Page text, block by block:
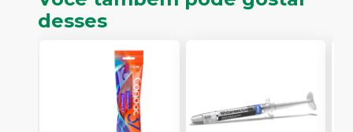
desses